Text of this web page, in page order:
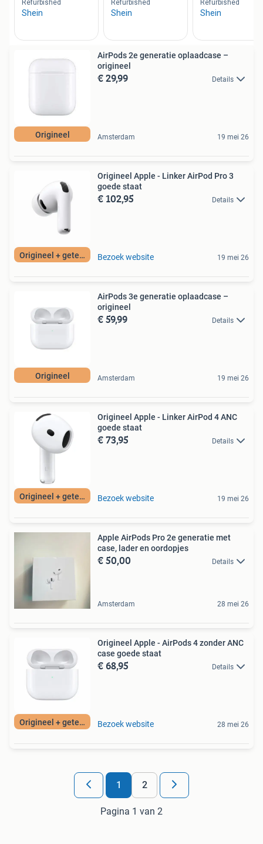
Origineel
AirPods 2e generatie oplaadcase –
origineel
€ 29,99 Details
Amsterdam 19 mei 26
Origineel + getest
Origineel Apple - Linker AirPod Pro 3
goede staat
€ 102,95 Details
Bezoek website 19 mei 26
Origineel
AirPods 3e generatie oplaadcase –
origineel
€ 59,99 Details
Amsterdam 19 mei 26
Origineel + getest
Origineel Apple - Linker AirPod 4 ANC
goede staat
€ 73,95 Details
Bezoek website 19 mei 26
Apple AirPods Pro 2e generatie met
case, lader en oordopjes
€ 50,00 Details
Amsterdam 28 mei 26
Origineel + getest
Origineel Apple - AirPods 4 zonder ANC
case goede staat
€ 68,95 Details
Bezoek website 28 mei 26
1 2
Pagina 1 van 2